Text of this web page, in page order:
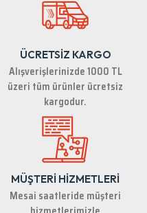
ÜCRETSİZ KARGO
Alışverişlerinizde 1000 TL
üzeri tüm ürünler ücretsiz
kargodur.
MÜŞTERİ HİZMETLERİ
Mesai saatleride müşteri